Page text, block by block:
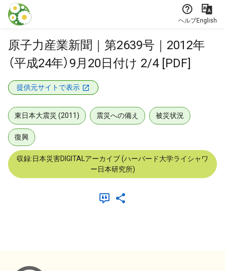
本文に飛ぶ
ヘルプEnglish
原子力産業新聞｜第2639号｜2012年
（平成24年）9月20日付け 2/4 [PDF]
提供元サイトで表示
東日本大震災 (2011) 震災への備え 被災状況
復興
収録:日本災害DIGITALアーカイブ (ハーバード大学ライシャワ
ー日本研究所)